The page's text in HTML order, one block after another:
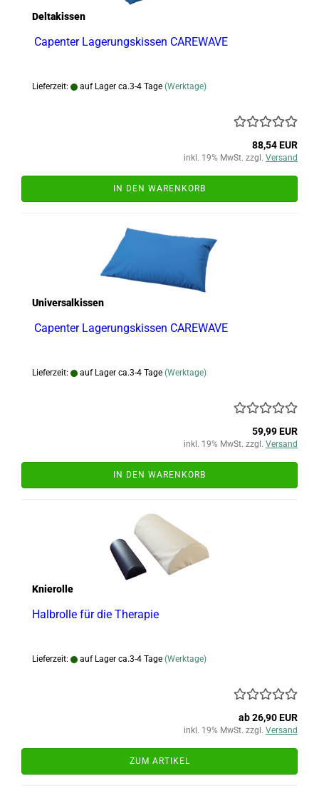
Deltakissen
Capenter Lagerungskissen CAREWAVE
Lieferzeit: auf Lager ca.3-4 Tage (Werktage)
88,54 EUR
inkl. 19% MwSt. zzgl. Versand
IN DEN WARENKORB
Universalkissen
Capenter Lagerungskissen CAREWAVE
Lieferzeit: auf Lager ca.3-4 Tage (Werktage)
59,99 EUR
inkl. 19% MwSt. zzgl. Versand
IN DEN WARENKORB
Knierolle
Halbrolle für die Therapie
Lieferzeit: auf Lager ca.3-4 Tage (Werktage)
ab 26,90 EUR
inkl. 19% MwSt. zzgl. Versand
ZUM ARTIKEL